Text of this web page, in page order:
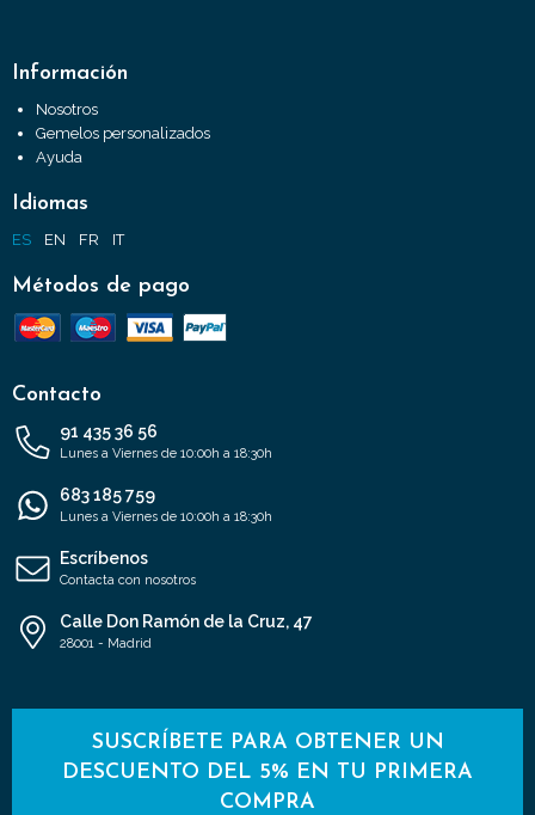
Información
Nosotros
Gemelos personalizados
Ayuda
Idiomas
ES EN FR IT
Métodos de pago
Contacto
91 435 36 56
Lunes a Viernes de 10:00h a 18:30h
683 185 759
Lunes a Viernes de 10:00h a 18:30h
Escríbenos
Contacta con nosotros
Calle Don Ramón de la Cruz, 47
28001 - Madrid
SUSCRÍBETE PARA OBTENER UN
DESCUENTO DEL 5% EN TU PRIMERA
COMPRA